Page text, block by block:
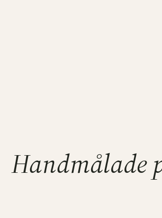
Handmålade